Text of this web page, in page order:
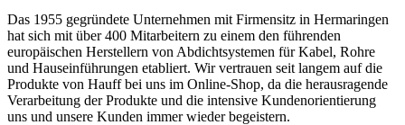
Das 1955 gegründete Unternehmen mit Firmensitz in Hermaringen
hat sich mit über 400 Mitarbeitern zu einem den führenden
europäischen Herstellern von Abdichtsystemen für Kabel, Rohre
und Hauseinführungen etabliert. Wir vertrauen seit langem auf die
Produkte von Hauff bei uns im Online-Shop, da die herausragende
Verarbeitung der Produkte und die intensive Kundenorientierung
uns und unsere Kunden immer wieder begeistern.